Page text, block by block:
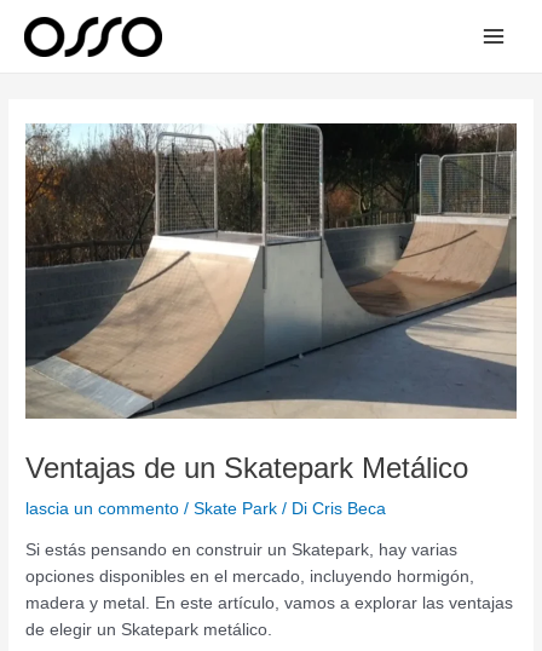
Ventajas de un Skatepark Metálico
lascia un commento /Skate Park / DiCris Beca
Si estás pensando en construir un Skatepark, hay varias
opciones disponibles en el mercado, incluyendo hormigón,
madera y metal. En este artículo, vamos a explorar las ventajas
de elegir un Skatepark metálico.